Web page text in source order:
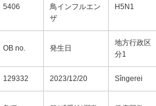
5406
鳥インフルエン
ザ
H5N1
OB no. 発生日
地方行政区
分1
129332 2023/12/20 Sîngerei